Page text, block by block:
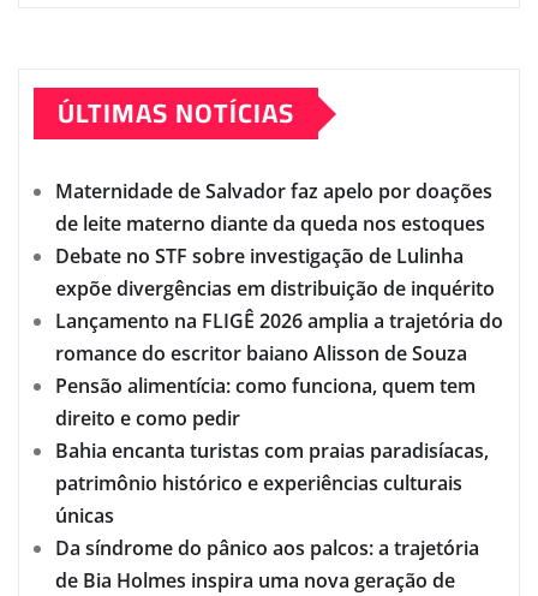
ÚLTIMAS NOTÍCIAS
Maternidade de Salvador faz apelo por doações
de leite materno diante da queda nos estoques
Debate no STF sobre investigação de Lulinha
expõe divergências em distribuição de inquérito
Lançamento na FLIGÊ 2026 amplia a trajetória do
romance do escritor baiano Alisson de Souza
Pensão alimentícia: como funciona, quem tem
direito e como pedir
Bahia encanta turistas com praias paradisíacas,
patrimônio histórico e experiências culturais
únicas
Da síndrome do pânico aos palcos: a trajetória
de Bia Holmes inspira uma nova geração de